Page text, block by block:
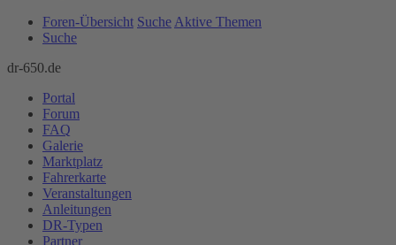
Foren-Übersicht Suche Aktive Themen
Suche
dr-650.de
Portal
Forum
FAQ
Galerie
Marktplatz
Fahrerkarte
Veranstaltungen
Anleitungen
DR-Typen
Partner